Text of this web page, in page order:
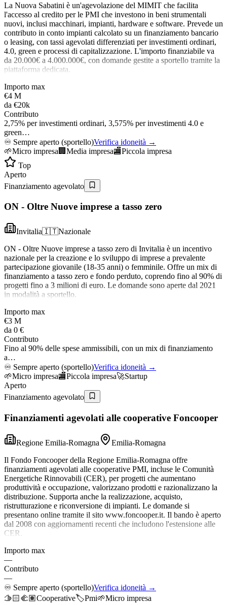
La Nuova Sabatini è un'agevolazione del MIMIT che facilita
l'accesso al credito per le PMI che investono in beni strumentali
nuovi, inclusi macchinari, impianti, hardware e software. Prevede un
contributo in conto impianti calcolato su un finanziamento bancario
o leasing, con tassi agevolati differenziati per investimenti ordinari,
4.0, green e processi di capitalizzazione. L'importo finanziabile va
da 20.000€ a 4.000.000€, con domande gestite a sportello tramite la
piattaforma dedicata.
Importo max
€4 M
da €20k
Contributo
2,75% per investimenti ordinari, 3,575% per investimenti 4.0 e
green…
♾️ Sempre aperto (sportello)Verifica idoneità →
🌱Micro impresa 🏢 Media impresa🏬Piccola impresa
Top
Aperto
Finanziamento agevolato
ON - Oltre Nuove imprese a tasso zero
Invitalia🇮🇹Nazionale
ON - Oltre Nuove imprese a tasso zero di Invitalia è un incentivo
nazionale per la creazione e lo sviluppo di imprese a prevalente
partecipazione giovanile (18-35 anni) o femminile. Offre un mix di
finanziamento a tasso zero e fondo perduto, coprendo fino al 90% di
progetti fino a 3 milioni di euro. Le domande sono aperte dal 2021
in modalità a sportello.
Importo max
€3 M
da 0 €
Contributo
Fino al 90% delle spese ammissibili, con un mix di finanziamento
a…
♾️ Sempre aperto (sportello)Verifica idoneità →
🌱Micro impresa🏬Piccola impresa🚀Startup
Aperto
Finanziamento agevolato
Finanziamenti agevolati alle cooperative Foncooper
Regione Emilia-Romagna
Emilia-Romagna
Il Fondo Foncooper della Regione Emilia-Romagna offre
finanziamenti agevolati alle cooperative PMI, incluse le Comunità
Energetiche Rinnovabili (CER), per progetti che aumentano
produttività e occupazione, valorizzano prodotti e razionalizzano la
distribuzione. Supporta anche la realizzazione, acquisto,
ristrutturazione e riconversione di impianti. Le domande si
presentano online tramite il sito www.foncooper.it. Il bando è aperto
dal 2008 con aggiornamenti recenti che includono l'estensione alle
CER.
Importo max
—
Contributo
—
♾️ Sempre aperto (sportello)Verifica idoneità →
🫱🏻‍🫲🏽Cooperative🏷️Pmi🌱Micro impresa